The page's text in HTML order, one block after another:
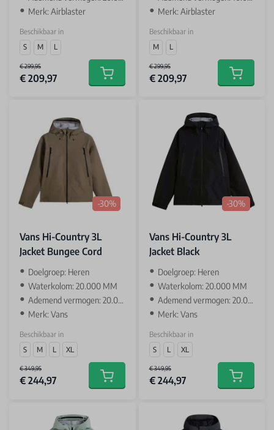
Merk: Airblaster
Beschikbaar in
S
M L
€ 299,95
€ 209,97 Add to cart
Merk: Airblaster
Beschikbaar in
M
L
€ 299,95
€ 209,97 Add to
-30%
Vans Hi-Country 3L
Jacket Bungee Cord
Doelgroep: Heren
Waterkolom: 20.000 MM
Ademend vermogen: 20.000 GR
Merk: Vans
Beschikbaar in
S
M L XL
€ 349,95
€ 244,97 Add to cart
-30%
Vans Hi-Country 3L
Jacket Black
Doelgroep: Heren
Waterkolom: 20.000 MM
Ademend vermogen: 20.000 GR
Merk: Vans
Beschikbaar in
S
L XL
€ 349,95
€ 244,97 Add to